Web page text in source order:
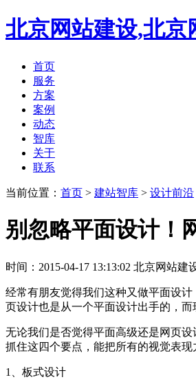
北京网站建设,北京
首页
服务
方案
案例
动态
智库
关于
联系
当前位置： 首页 > 建站智库 > 设计前沿
别忽略平面设计！
时间：2015-04-17 13:13:02 北京网站建
经常有朋友觉得我们这种又做平面设
页设计也是从一个平面设计出手的，
无论我们是否觉得平面高级还是网页
抓住这四个要点，能把所有的视觉表
1、板式设计